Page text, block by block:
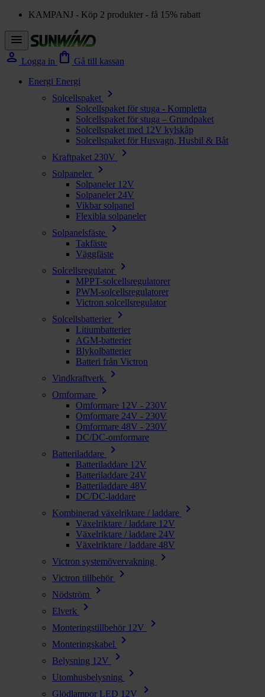
KAMPANJ - Köp 2 produkter - få 15% rabatt
menu
person Logga in shopping_bag Gå till kassan
Energi Energi
Solcellspaket
chevron_right
Solcellspaket för stuga - Kompletta
Solcellspaket för stuga – Grundpaket
Solcellspaket med 12V kylskåp
Solcellspaket för Husvagn, Husbil & Båt
Kraftpaket 230V
chevron_right
Solpaneler chevron_right
Solpaneler 12V
Solpaneler 24V
Vikbar solpanel
Flexibla solpaneler
Solpanelsfäste
chevron_right
Takfäste
Väggfäste
Solcellsregulator
chevron_right
MPPT-solcellsregulatorer
PWM-solcellsregulatorer
Victron solcellsregulator
Solcellsbatterier
chevron_right
Litiumbatterier
AGM-batterier
Blykolbatterier
Batteri från Victron
Vindkraftverk
chevron_right
Omformare chevron_right
Omformare 12V - 230V
Omformare 24V - 230V
Omformare 48V - 230V
DC/DC-omformare
Batteriladdare
chevron_right
Batteriladdare 12V
Batteriladdare 24V
Batteriladdare 48V
DC/DC-laddare
Kombinerad växelriktare / laddare
chevron_right
Växelriktare / laddare 12V
Växelriktare / laddare 24V
Växelriktare / laddare 48V
Victron systemövervakning
chevron_right
Victron tillbehör chevron_right
Nödström chevron_right
Elverk chevron_right
Monteringstillbehör 12V chevron_right
Monteringskabel chevron_right
Belysning 12V chevron_right
Utomhusbelysning chevron_right
Glödlampor LED 12V chevron_right